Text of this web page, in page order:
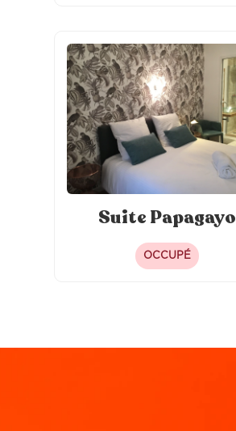
Suite Papagayo
OCCUPÉ